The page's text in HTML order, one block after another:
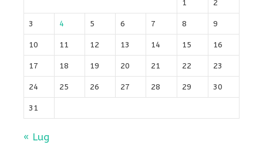
1 2
3 4 5 6 7 8 9
10 11 12 13 14 15 16
17 18 19 20 21 22 23
24 25 26 27 28 29 30
31
« Lug